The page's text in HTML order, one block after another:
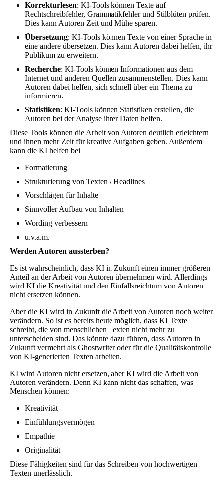
Korrekturlesen: KI-Tools können Texte auf
Rechtschreibfehler, Grammatikfehler und Stilblüten prüfen.
Dies kann Autoren Zeit und Mühe sparen.
Übersetzung: KI-Tools können Texte von einer Sprache in
eine andere übersetzen. Dies kann Autoren dabei helfen, ihr
Publikum zu erweitern.
Recherche: KI-Tools können Informationen aus dem
Internet und anderen Quellen zusammenstellen. Dies kann
Autoren dabei helfen, sich schnell über ein Thema zu
informieren.
Statistiken: KI-Tools können Statistiken erstellen, die
Autoren bei der Analyse ihrer Daten helfen.
Diese Tools können die Arbeit von Autoren deutlich erleichtern
und ihnen mehr Zeit für kreative Aufgaben geben. Außerdem
kann die KI helfen bei
Formatierung
Strukturierung von Texten / Headlines
Vorschlägen für Inhalte
Sinnvoller Aufbau von Inhalten
Wording verbessern
u.v.a.m.
Werden Autoren aussterben?
Es ist wahrscheinlich, dass KI in Zukunft einen immer größeren
Anteil an der Arbeit von Autoren übernehmen wird. Allerdings
wird KI die Kreativität und den Einfallsreichtum von Autoren
nicht ersetzen können.
Aber die KI wird in Zukunft die Arbeit von Autoren noch weiter
verändern. So ist es bereits heute möglich, dass KI Texte
schreibt, die von menschlichen Texten nicht mehr zu
unterscheiden sind. Das könnte dazu führen, dass Autoren in
Zukunft vermehrt als Ghostwriter oder für die Qualitätskontrolle
von KI-generierten Texten arbeiten.
KI wird Autoren nicht ersetzen, aber KI wird die Arbeit von
Autoren verändern. Denn KI kann nicht das schaffen, was
Menschen können:
Kreativität
Einfühlungsvermögen
Empathie
Originalität
Diese Fähigkeiten sind für das Schreiben von hochwertigen
Texten unerlässlich.